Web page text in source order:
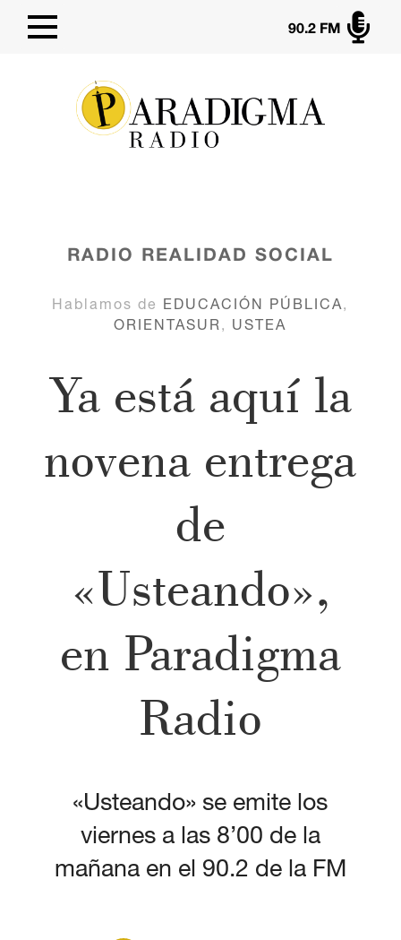

90.2 FM
RADIO REALIDAD SOCIAL
Hablamos de EDUCACIÓN PÚBLICA,
ORIENTASUR , USTEA
Ya está aquí la
novena entrega
de
«Usteando»,
en Paradigma
Radio
«Usteando» se emite los
viernes a las 8’00 de la
mañana en el 90.2 de la FM